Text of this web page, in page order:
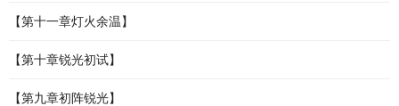
【第十一章灯火余温】
【第十章锐光初试】
【第九章初阵锐光】